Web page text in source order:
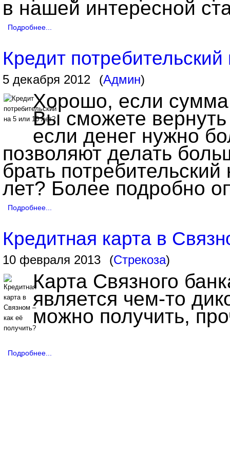
в нашей интересной
Подробнее...
Кредит
5 декабря 2012 (Админ)
Хорошо, если сумма
Вы сможете
если денег нужно
позволяют делать
брать
лет? Более подробно
Подробнее...
Кредитная карта в
10 февраля 2013 (Стрекоза)
Карта Связного
является чем-то
можно получить,
Подробнее...